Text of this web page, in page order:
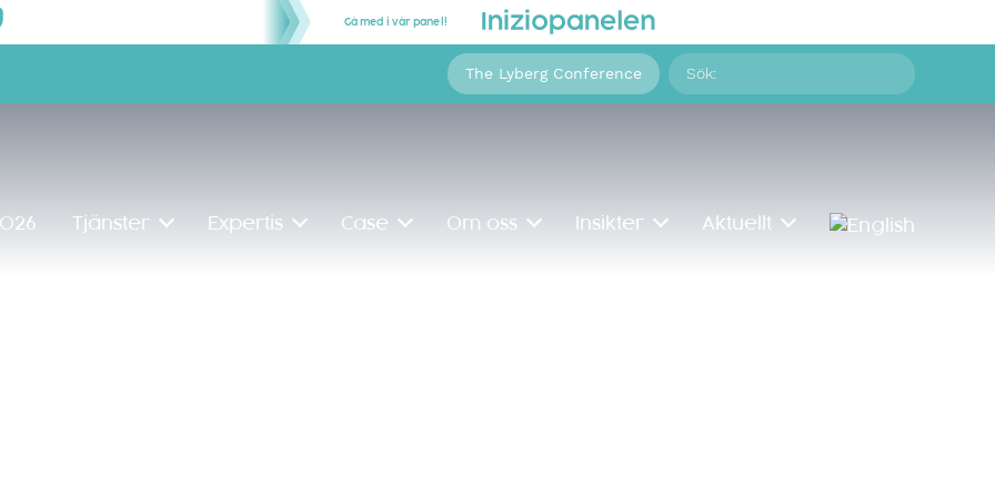
Gå med i vår panel!
The Lyberg Conference
Sök
på:
Tjänster Expertis Case Om oss Insikter Aktuellt